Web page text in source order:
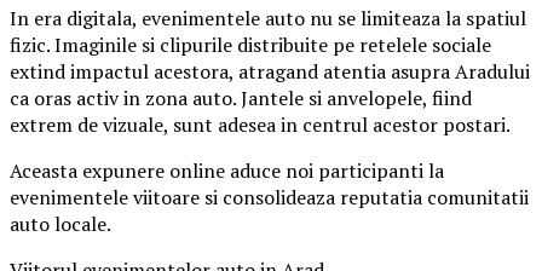
In era digitala, evenimentele auto nu se limiteaza la spatiul
fizic. Imaginile si clipurile distribuite pe retelele sociale
extind impactul acestora, atragand atentia asupra Aradului
ca oras activ in zona auto. Jantele si anvelopele, fiind
extrem de vizuale, sunt adesea in centrul acestor postari.
Aceasta expunere online aduce noi participanti la
evenimentele viitoare si consolideaza reputatia comunitatii
auto locale.